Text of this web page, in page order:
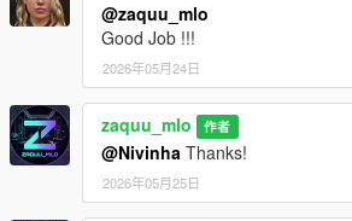
@zaquu_mlo
Good Job !!!
2026年05月24日
zaquu_mlo 作者
@Nivinha Thanks!
2026年05月25日